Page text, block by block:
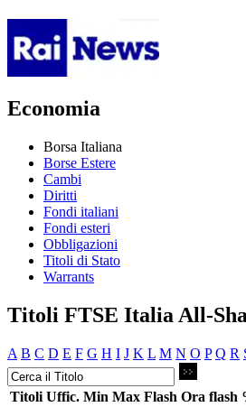
Economia
Borsa Italiana
Borse Estere
Cambi
Diritti
Fondi italiani
Fondi esteri
Obbligazioni
Titoli di Stato
Warrants
Titoli FTSE Italia All-
A B C D E F G H I J K L M N O P Q R
Titoli Uffic. Min Max Flash Ora flash